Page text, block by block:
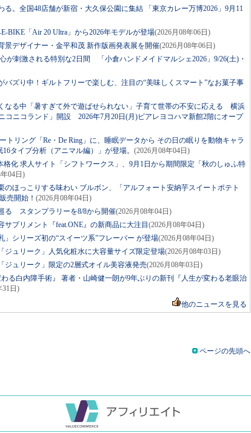
る。全国48店舗が新宿・大久保公園に集結 「東京カレー万博2026」9月11
BIKE「Air 20 Ultra」から2026年モデルが登場(2026月08年06日)
景デザイナー・金平和茂 新作版画発表展を開催(2026月08年06日)
が刺激される特別な2日間 「小倉ハンドメイドマルシェ2026」9/26(土)・
バズり中！ギルトフリーで楽しむ、注目の“美味しくスマート”なお菓子事
なる中「暑すぎて外で遊ばせられない」子育て世帯の不安に応える 横浜
コニコランド」開設 2026年7月20日(月)ビアレヨコハマ新館2階にオープ
トリング「Re・De Ring」に、睡眠データから その日の眠りを動物キャラ
タイプ分析（アニマル編）」が登場。 (2026月08年04日)
格化 求人サイト「シフトワークス」、9月1日から期間限定「秋のしゅふ特
04日)
のほっこりする味わい ブルボン、「アルフォート安納芋スイートポテト
売開始！ (2026月08年04日)
る スタンプラリーを8/8から開催(2026月08年04日)
プリメント『feat.ONE』の新商品に大注目 (2026月08年04日)
」シリーズ初の“スイーツ系”フレーバー が登場(2026月08年04日)
ジュリーク」人気化粧水に大容量サイズ限定登場(2026月08年03日)
ジュリーク」限定の2層式オイル美容液発売(2026月08年03日)
る白内障手術』 著者・山崎健一朗が9年ぶりの新刊『人生が変わる老眼治
31日)
他のニュースを見る
ページの先頭へ